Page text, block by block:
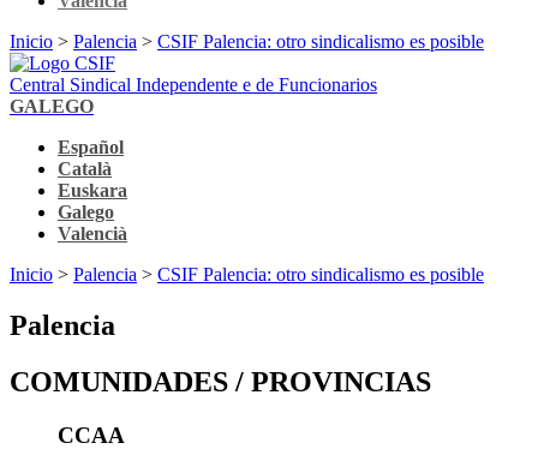
Inicio > Palencia > CSIF Palencia: otro sindicalismo es posible
Central Sindical Independente e de Funcionarios
GALEGO
Español
Català
Euskara
Galego
Valencià
Inicio > Palencia > CSIF Palencia: otro sindicalismo es posible
Palencia
COMUNIDADES / PROVINCIAS
CCAA